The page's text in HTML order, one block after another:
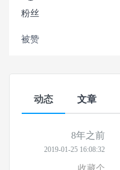
粉丝
被赞
动态 文章
8年之前
2019-01-25 16:08:32
收藏个